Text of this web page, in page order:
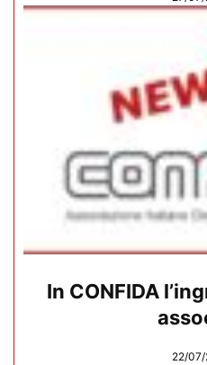
In CONFIDA
22/